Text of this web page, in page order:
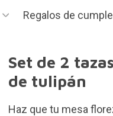
Regalos de
Set de 2
de tulipán
Haz que tu mesa